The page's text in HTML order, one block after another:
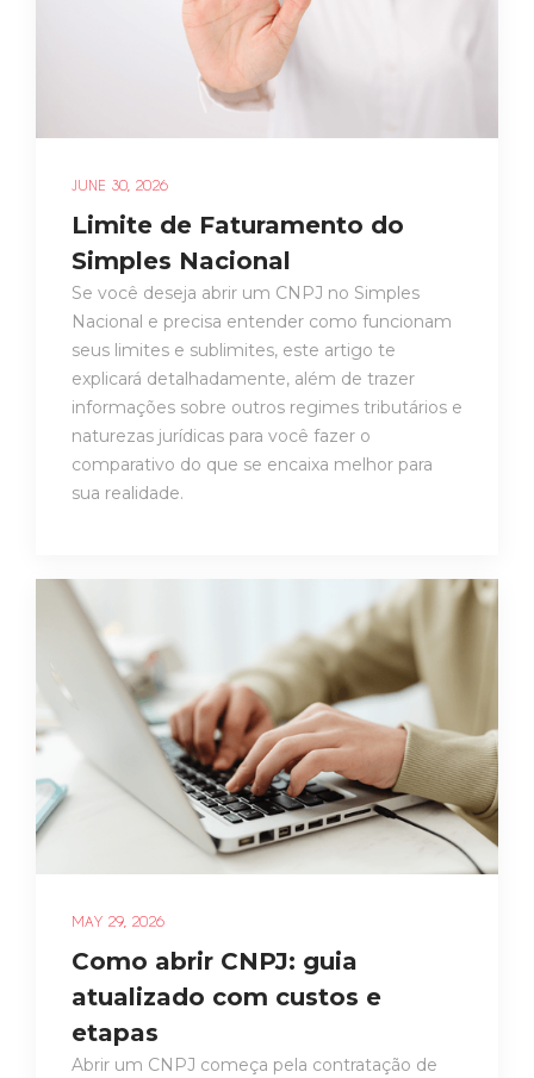
JUNE 30, 2026
Limite de Faturamento do
Simples Nacional
Se você deseja abrir um CNPJ no Simples
Nacional e precisa entender como funcionam
seus limites e sublimites, este artigo te
explicará detalhadamente, além de trazer
informações sobre outros regimes tributários e
naturezas jurídicas para você fazer o
comparativo do que se encaixa melhor para
sua realidade.
MAY 29, 2026
Como abrir CNPJ: guia
atualizado com custos e
etapas
Abrir um CNPJ começa pela contratação de